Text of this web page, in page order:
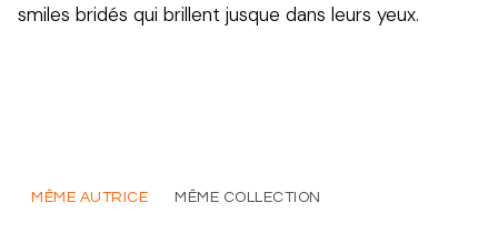
smiles bridés qui brillent jusque dans leurs yeux.
MÊME AUTRICE MÊME COLLECTION